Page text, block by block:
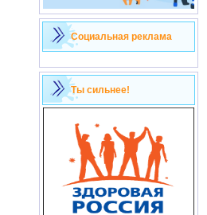
Социальная реклама
Ты сильнее!